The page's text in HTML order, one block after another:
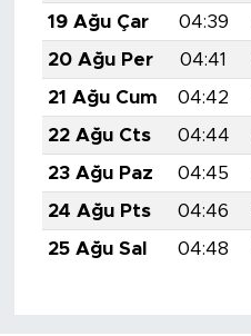
19 Ağu Çar
04:39
20 Ağu Per
04:41
21 Ağu Cum
04:42
22 Ağu Cts
04:44
23 Ağu Paz
04:45
24 Ağu Pts
04:46
25 Ağu Sal
04:48